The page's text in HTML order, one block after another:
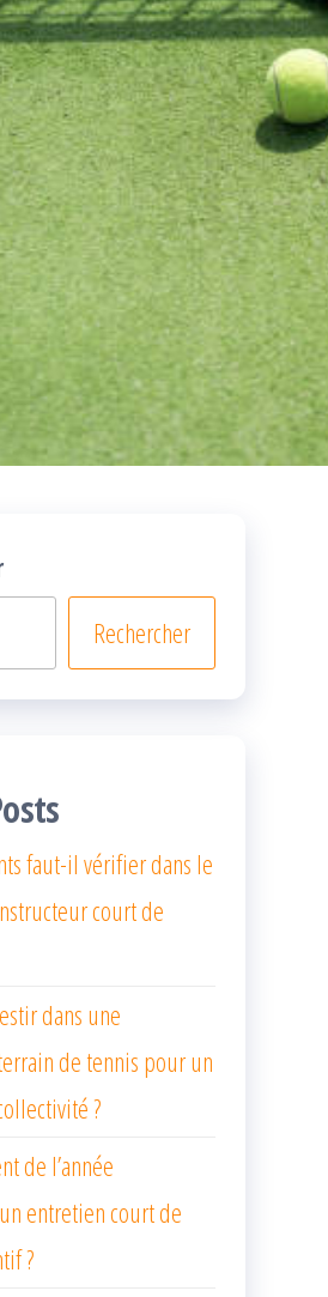
Rechercher
faut-il vérifier dans le
court de
dans une
de tennis pour un
?
de l’année
entretien court de
?